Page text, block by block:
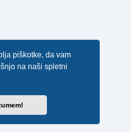
piškotke, da vam
na naši spletni